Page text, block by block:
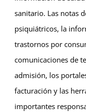
sanitario. Las notas
psiquiátricos, la
trastornos por
comunicaciones de
admisión, los
facturación y las
importantes